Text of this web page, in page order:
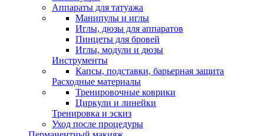
Аппараты для татуажа
Манипулы и иглы
Иглы, дюзы для аппаратов
Пинцеты для бровей
Иглы, модули и дюзы
Инструменты
Капсы, подставки, барьерная защита
Расходные материалы
Тренировочные коврики
Циркули и линейки
Тренировка и эскиз
Уход после процедуры